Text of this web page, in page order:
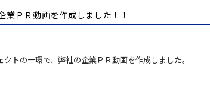
業ＰＲ動画を作成しました！！
トの一環で、弊社の企業ＰＲ動画を作成しました。